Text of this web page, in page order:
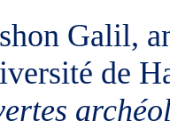
Galil,
de